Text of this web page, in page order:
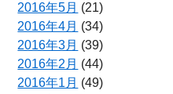
2016年5月 (21)
2016年4月 (34)
2016年3月 (39)
2016年2月 (44)
2016年1月 (49)